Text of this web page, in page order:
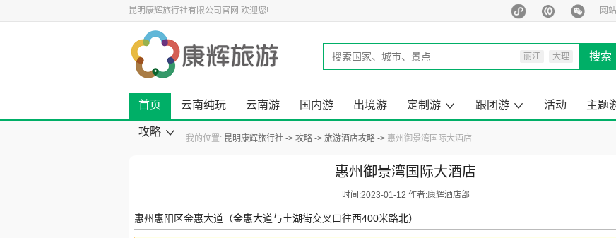
昆明康辉旅行社有限公司官网 欢迎您! 网
丽江
大理
马尔代夫
搜索
首页 云南纯玩 云南游 国内游 出境游
定制游
跟团游
活动 主题
攻略
我的位置: 昆明康辉旅行社 攻略 旅游酒店攻略 惠州御景湾国际大酒店
惠州御景湾国际大酒店
时间:2023-01-12 作者:康辉酒店部
惠州惠阳区金惠大道（金惠大道与土湖街交叉口往西400米路北）